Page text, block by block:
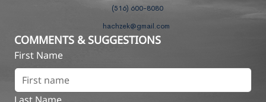
(516) 600-8080
hachzek@gmail.com
COMMENTS & SUGGESTIONS
First Name